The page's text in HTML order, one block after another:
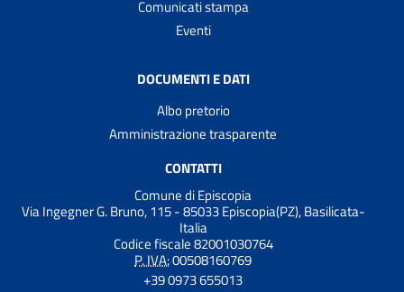
Comunicati stampa
Eventi
DOCUMENTI E DATI
Albo pretorio
Amministrazione trasparente
CONTATTI
Comune di Episcopia
Via Ingegner G. Bruno, 115 - 85033 Episcopia(PZ), Basilicata-
Italia
Codice fiscale 82001030764
P. IVA:00508160769
+39 0973 655013